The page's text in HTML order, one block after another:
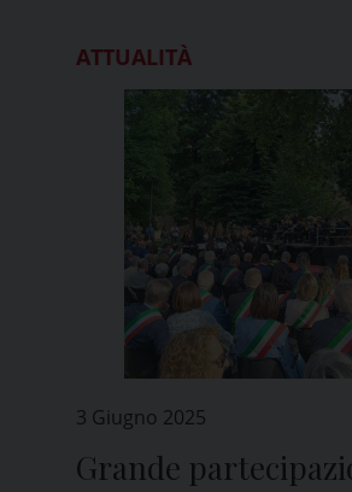
ATTUALITÀ
3 Giugno 2025
Grande